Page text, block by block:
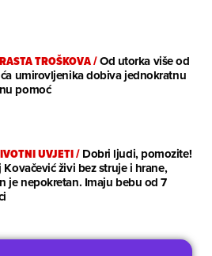
TROŠKOVA/Od utorka više od
umirovljenika dobiva jednokratnu
pomoć
UVJETI/Dobri ljudi, pomozite!
živi bez struje i hrane,
je nepokretan. Imaju bebu od 7